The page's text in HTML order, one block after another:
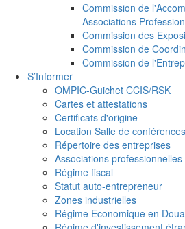
Commission de
Associations
Commission des
Commission de
Commission de
S’Informer
OMPIC-Guichet CCIS/RSK
Cartes et attestations
Certificats d'origine
Location Salle de
Répertoire des entreprises
Associations professionnelles
Régime fiscal
Statut auto-entrepreneur
Zones industrielles
Régime Economique en